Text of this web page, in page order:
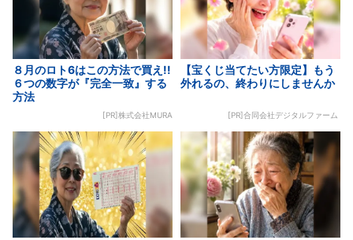
８月のロト6はこの方法で買え!!
６つの数字が『完全一致』する
方法
[PR]株式会社MURA
【宝くじ当てたい方限定】もう
外れるの、終わりにしませんか
[PR]合同会社デジタルファーム